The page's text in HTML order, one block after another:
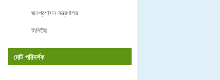
জনপ্রশাসন মন্ত্রণালয়
সিপিটিউ
মোট পরিদর্শক